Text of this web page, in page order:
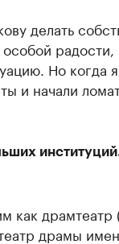
делать
Но когда
и начали
как
драмы